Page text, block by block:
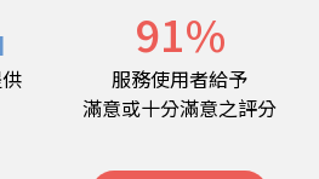
91%
服務使用者給予
滿意或十分滿意之評分